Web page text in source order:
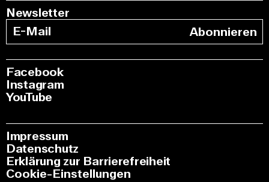
Newsletter
Abonnieren
Facebook
Instagram
YouTube
Impressum
Datenschutz
Erklärung zur Barrierefreiheit
Cookie-Einstellungen